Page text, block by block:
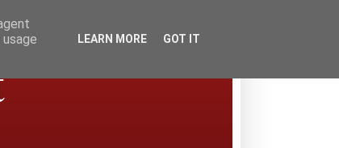
LEARN MORE GOT IT